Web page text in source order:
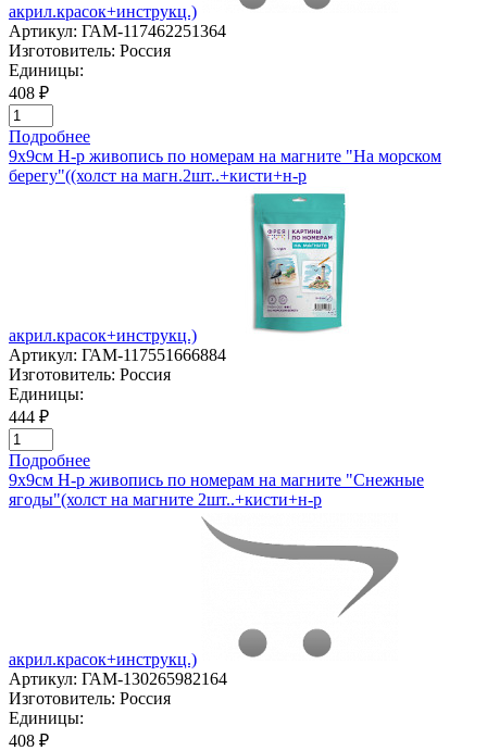
акрил.красок+инструкц.)
Артикул: ГАМ-117462251364
Изготовитель: Россия
Единицы:
408 ₽
Подробнее
9х9см Н-р живопись по номерам на магните "На морском
берегу"((холст на магн.2шт..+кисти+н-р
акрил.красок+инструкц.)
Артикул: ГАМ-117551666884
Изготовитель: Россия
Единицы:
444 ₽
Подробнее
9х9см Н-р живопись по номерам на магните "Снежные
ягоды"(холст на магните 2шт..+кисти+н-р
акрил.красок+инструкц.)
Артикул: ГАМ-130265982164
Изготовитель: Россия
Единицы:
408 ₽